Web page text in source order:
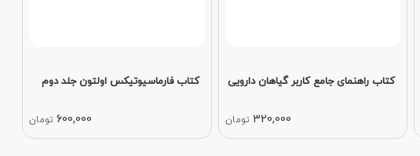
کتاب راهنمای جامع کاربر گیاهان دارویی
320,000 تومان
کتاب فارماسیوتیکس اولتون جلد دوم
600,000 تومان